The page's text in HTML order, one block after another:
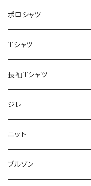
48/L
50/XL～
46/M
48/L
50/XL～
～44/S
46/M
48/L
50/XL～
ポロシャツ
～44/S
46/M
48/L
50/XL～
Tシャツ
～44/S
46/M
48/L
50/XL～
長袖Tシャツ
～44/S
46/M
48/L
ジレ
～44/S
46/M
ニット
～44/S
ブルゾン